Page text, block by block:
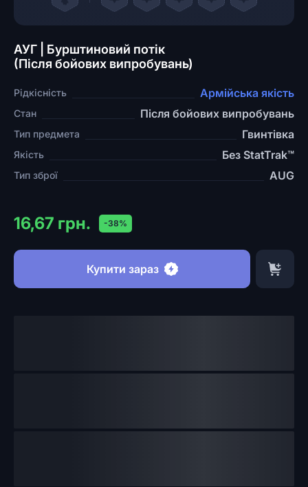
АУГ | Бурштиновий потік
(Після бойових випробувань)
Рідкісність Армійська якість
Стан Після бойових випробувань
Тип предмета Гвинтівка
Якість Без StatTrak™
Тип зброї AUG
16,67 грн. -38%
Купити зараз